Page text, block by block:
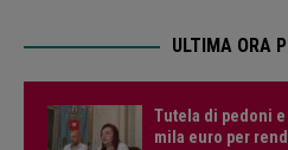
ULTIMA ORA
Tutela di pedoni
mila euro per